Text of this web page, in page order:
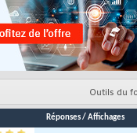
Outils du
Réponses/ Affichages